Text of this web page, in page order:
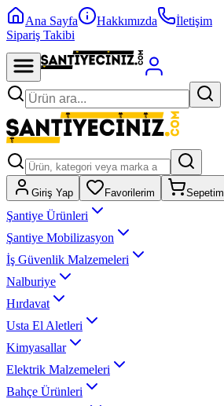
Ana Sayfa Hakkımızda
İletişim
Sipariş Takibi
Giriş Yap Favorilerim Sepetim
Şantiye Ürünleri
Şantiye Mobilizasyon
İş Güvenlik Malzemeleri
Nalburiye
Hırdavat
Usta El Aletleri
Kimyasallar
Elektrik Malzemeleri
Bahçe Ürünleri